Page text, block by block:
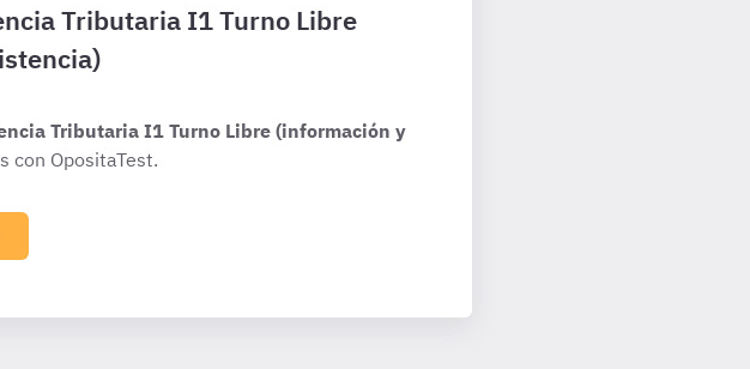
Tributaria I1 Turno Libre
Tributaria I1 Turno Libre (información y
con OpositaTest.